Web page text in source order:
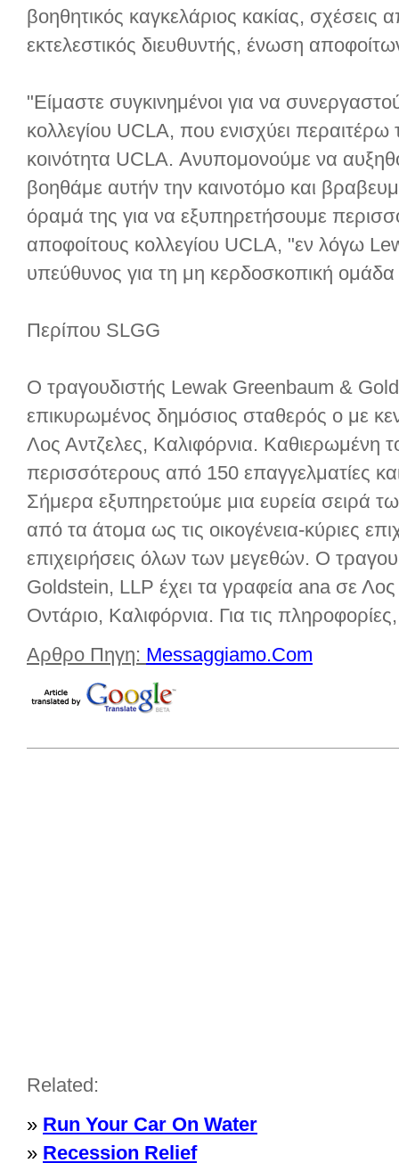
βοηθητικός καγκελάριος κακίας, σχέσεις
εκτελεστικός διευθυντής, ένωση
"Είμαστε συγκινημένοι για να
κολλεγίου UCLA, που ενισχύει
κοινότητα UCLA. Ανυπομονούμε να
βοηθάμε αυτήν την καινοτόμο και
όραμά της για να εξυπηρετήσουμε
αποφοίτους κολλεγίου UCLA, "εν λόγω
υπεύθυνος για τη μη κερδοσκοπική
Περίπου SLGG
Ο τραγουδιστής Lewak Greenbaum &
επικυρωμένος δημόσιος σταθερός ο με
Λος Αντζελες, Καλιφόρνια. Καθιερωμένη
περισσότερους από 150 επαγγελματίες
Σήμερα εξυπηρετούμε μια ευρεία σειρά
από τα άτομα ως τις οικογένεια-κύριες
επιχειρήσεις όλων των μεγεθών. Ο
Goldstein, LLP έχει τα γραφεία ana σε Λος
Οντάριο, Καλιφόρνια. Για τις
Αρθρο Πηγη: Messaggiamo.Com
Related:
» Run Your Car On Water
» Recession Relief